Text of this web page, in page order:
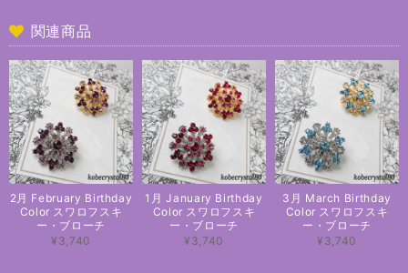
関連商品
2月 February Birthday
Color スワロフスキ
ー・ブローチ
¥3,740
1月 January Birthday
Color スワロフスキ
ー・ブローチ
¥3,740
3月 March Birthday
Color スワロフスキ
ー・ブローチ
¥3,740